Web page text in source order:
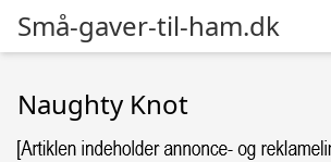
Små-gaver-til-ham.dk
Naughty Knot